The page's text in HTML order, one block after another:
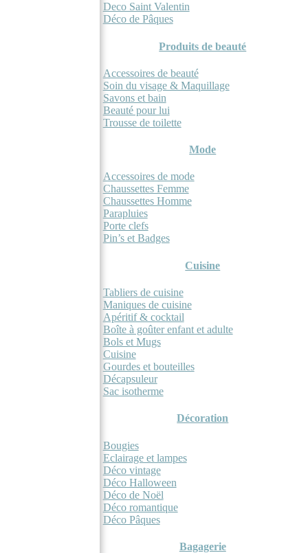
Deco Saint Valentin
Déco de Pâques
Produits de beauté
Accessoires de beauté
Soin du visage & Maquillage
Savons et bain
Beauté pour lui
Trousse de toilette
Mode
Accessoires de mode
Chaussettes Femme
Chaussettes Homme
Parapluies
Porte clefs
Pin’s et Badges
Cuisine
Tabliers de cuisine
Maniques de cuisine
Apéritif & cocktail
Boîte à goûter enfant et adulte
Bols et Mugs
Cuisine
Gourdes et bouteilles
Décapsuleur
Sac isotherme
Décoration
Bougies
Eclairage et lampes
Déco vintage
Déco Halloween
Déco de Noël
Déco romantique
Déco Pâques
Bagagerie